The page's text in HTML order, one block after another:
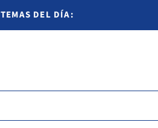
TEMAS DEL DÍA: